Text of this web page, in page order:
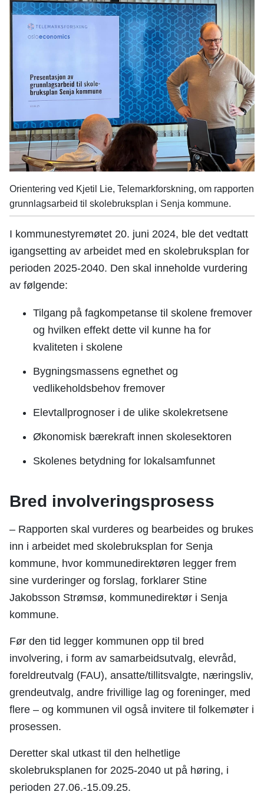
Orientering ved Kjetil Lie, Telemarkforskning, om rapporten
grunnlagsarbeid til skolebruksplan i Senja kommune.
I kommunestyremøtet 20. juni 2024, ble det vedtatt
igangsetting av arbeidet med en skolebruksplan for
perioden 2025-2040. Den skal inneholde vurdering
av følgende:
Tilgang på fagkompetanse til skolene fremover
og hvilken effekt dette vil kunne ha for
kvaliteten i skolene
Bygningsmassens egnethet og
vedlikeholdsbehov fremover
Elevtallprognoser i de ulike skolekretsene
Økonomisk bærekraft innen skolesektoren
Skolenes betydning for lokalsamfunnet
Bred involveringsprosess
– Rapporten skal vurderes og bearbeides og brukes
inn i arbeidet med skolebruksplan for Senja
kommune, hvor kommunedirektøren legger frem
sine vurderinger og forslag, forklarer Stine
Jakobsson Strømsø, kommunedirektør i Senja
kommune.
Før den tid legger kommunen opp til bred
involvering, i form av samarbeidsutvalg, elevråd,
foreldreutvalg (FAU), ansatte/tillitsvalgte, næringsliv,
grendeutvalg, andre frivillige lag og foreninger, med
flere – og kommunen vil også invitere til folkemøter i
prosessen.
Deretter skal utkast til den helhetlige
skolebruksplanen for 2025-2040 ut på høring, i
perioden 27.06.-15.09.25.